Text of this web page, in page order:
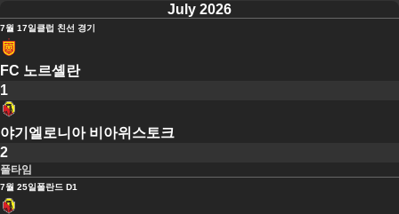
July 2026
7월 17일클럽 친선 경기
FC 노르셸란
1
야기엘로니아 비아위스토크
2
풀타임
7월 25일폴란드 D1